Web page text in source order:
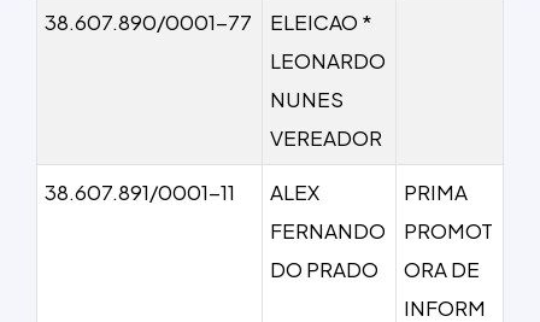
38.607.890/0001-77
ELEICAO *
LEONARDO
NUNES
VEREADOR
38.607.891/0001-11
ALEX
FERNANDO
DO PRADO
PRIMA
PROMOT
ORA DE
INFORM